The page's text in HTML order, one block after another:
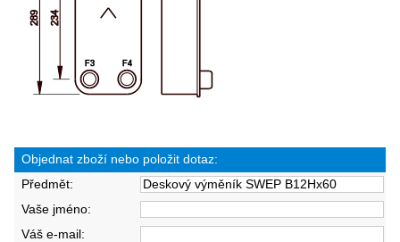
Objednat zboží nebo položit dotaz:
Předmět:
Vaše jméno:
Váš e-mail: